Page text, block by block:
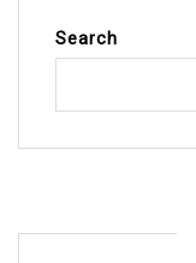
Search